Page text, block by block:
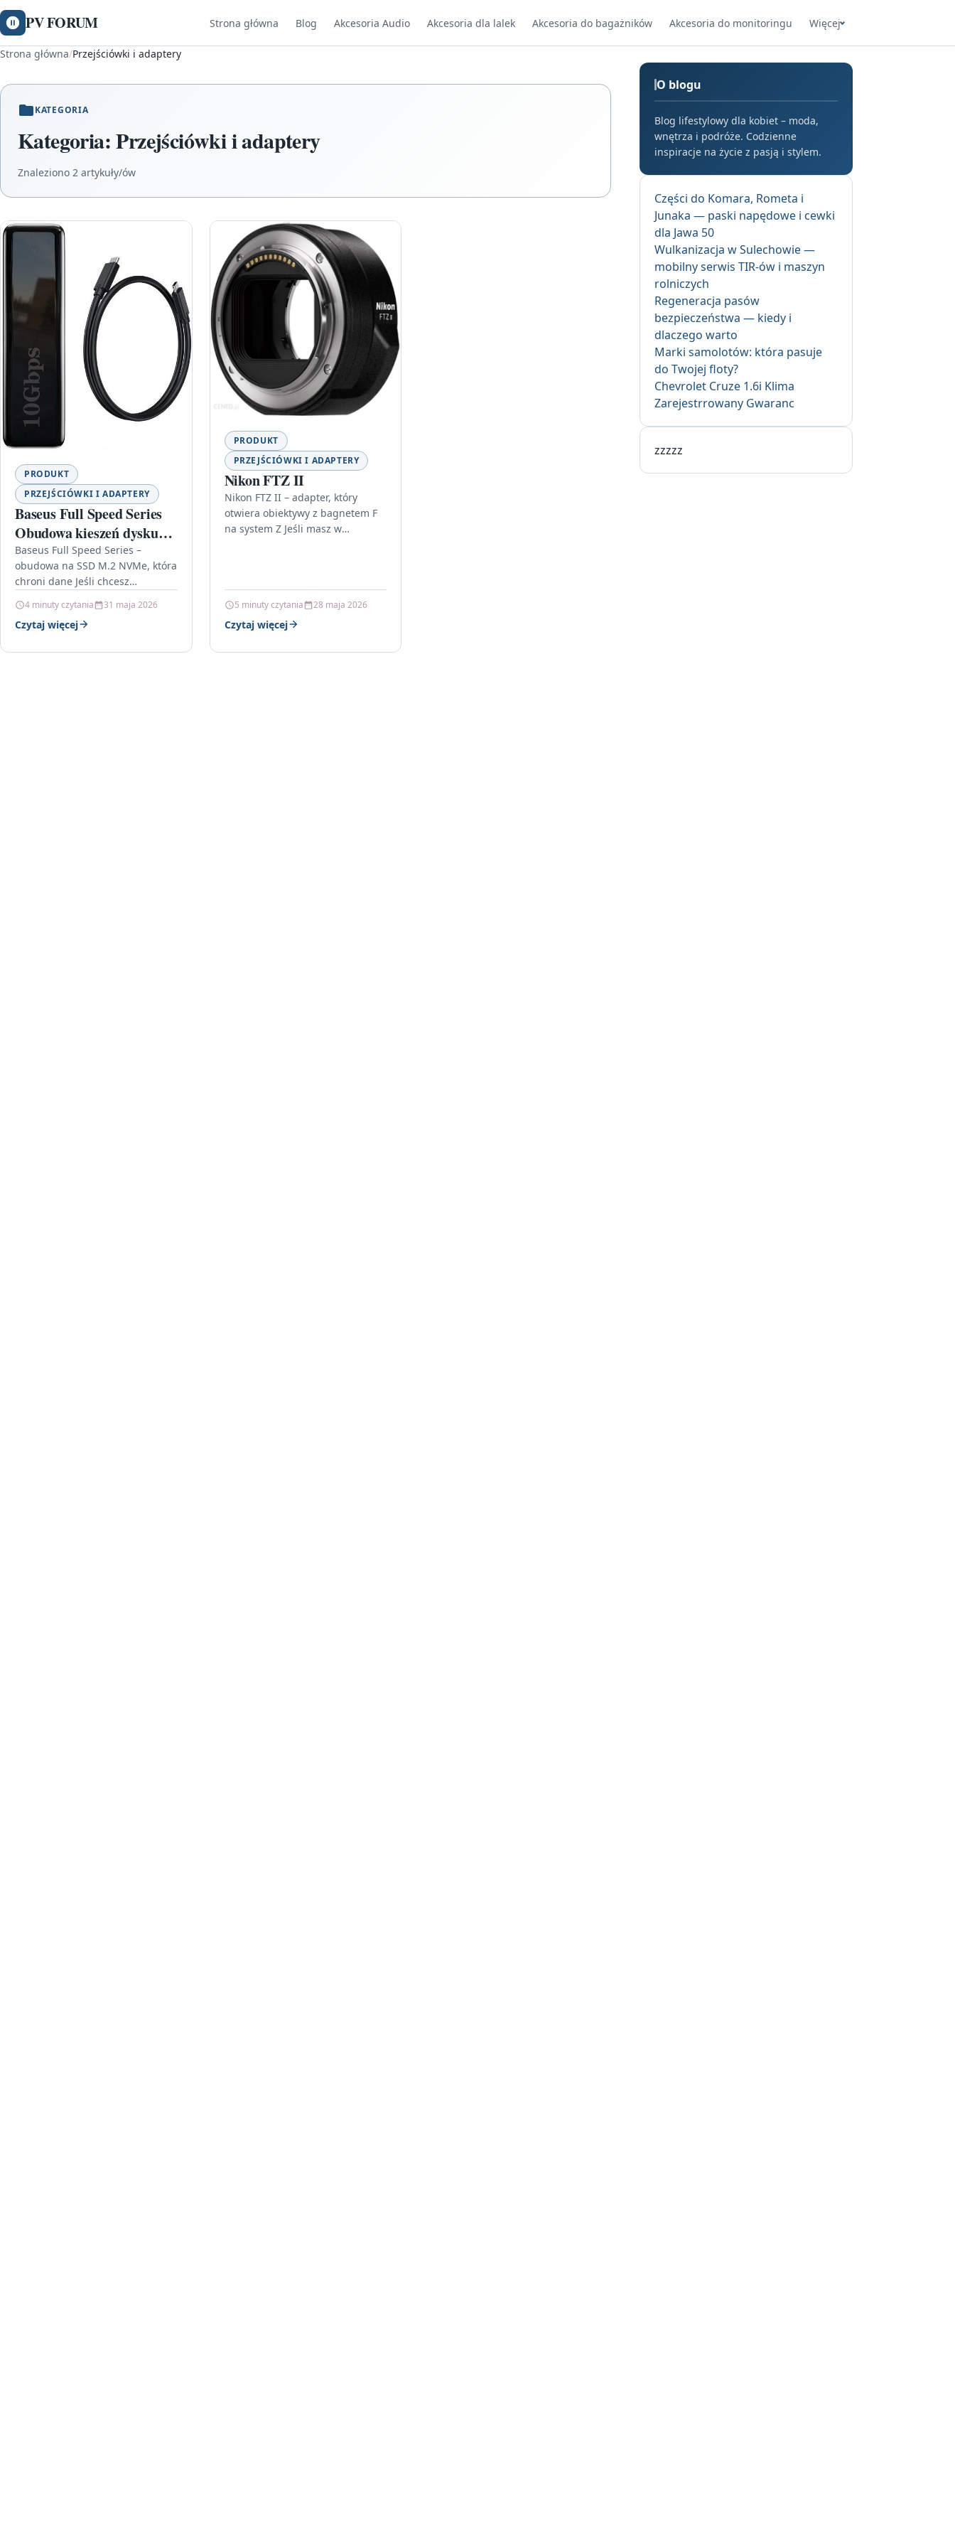
PV FORUM Strona główna Blog Akcesoria Audio Akcesoria dla lalek Akcesoria do bagażników Akcesoria do monitoringu Więcej
Strona główna/Przejściówki i adaptery
KATEGORIA
Kategoria:Przejściówki i adaptery
Znaleziono 2 artykuły/ów
PRODUKT
PRZEJŚCIÓWKI I ADAPTERY
Baseus Full Speed Series
Obudowa kieszeń dysku
SSD M.2 NVMe TYPE-C
GEN2 + kabel
Baseus Full Speed Series –
obudowa na SSD M.2 NVMe, która
chroni dane Jeśli chcesz
mieć pewność, że…
4 minuty czytania 31 maja 2026
Czytaj więcej
PRODUKT
PRZEJŚCIÓWKI I ADAPTERY
Nikon FTZ II
Nikon FTZ II – adapter, który
otwiera obiektywy z bagnetem F
na system Z Jeśli masz w
5 minuty czytania 28 maja 2026
Czytaj więcej
O blogu
Blog lifestylowy dla kobiet – moda,
wnętrza i podróże. Codzienne
inspiracje na życie z pasją i stylem.
Części do Komara, Rometa i
Junaka — paski napędowe i cewki
dla Jawa 50
Wulkanizacja w Sulechowie —
mobilny serwis TIR-ów i maszyn
rolniczych
Regeneracja pasów
bezpieczeństwa — kiedy i
dlaczego warto
Marki samolotów: która pasuje
do Twojej floty?
Chevrolet Cruze 1.6i Klima
Zarejestrrowany Gwaranc
zzzzz